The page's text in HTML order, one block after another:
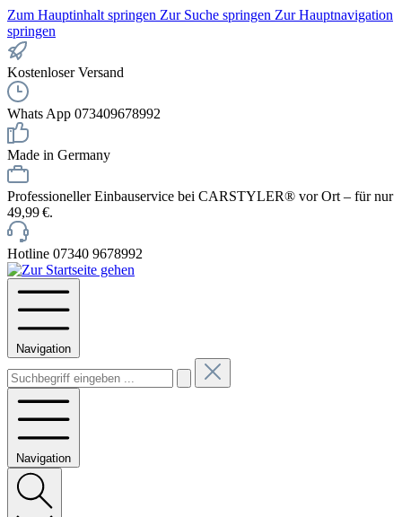
Zum Hauptinhalt springen Zur Suche springen Zur Hauptnavigation
springen
Kostenloser Versand
Whats App 073409678992
Made in Germany
Professioneller Einbauservice bei CARSTYLER® vor Ort – für nur
49,99 €.
Hotline 07340 9678992
Navigation
Navigation